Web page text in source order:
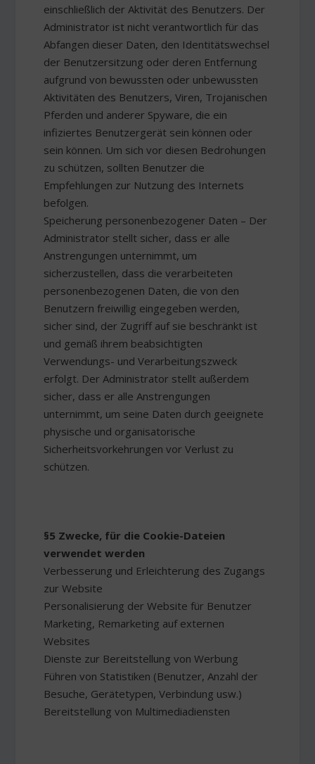
einschließlich der Aktivität des Benutzers. Der
Administrator ist nicht verantwortlich für das
Abfangen dieser Daten, den Identitätswechsel
der Benutzersitzung oder deren Entfernung
aufgrund von bewussten oder unbewussten
Aktivitäten des Benutzers, Viren, Trojanischen
Pferden und anderer Spyware, die ein
infiziertes Benutzergerät sein können oder
sein können. Um sich vor diesen Bedrohungen
zu schützen, sollten Benutzer die
Empfehlungen zur Nutzung des Internets
befolgen.
Speicherung personenbezogener Daten – Der
Administrator stellt sicher, dass er alle
Anstrengungen unternimmt, um
sicherzustellen, dass die verarbeiteten
personenbezogenen Daten, die von den
Benutzern freiwillig eingegeben werden,
sicher sind, der Zugriff auf sie beschränkt ist
und gemäß ihrem beabsichtigten
Verwendungs- und Verarbeitungszweck
erfolgt. Der Administrator stellt außerdem
sicher, dass er alle Anstrengungen
unternimmt, um seine Daten durch geeignete
physische und organisatorische
Sicherheitsvorkehrungen vor Verlust zu
schützen.
§5 Zwecke, für die Cookie-Dateien
verwendet werden
Verbesserung und Erleichterung des Zugangs
zur Website
Personalisierung der Website für Benutzer
Marketing, Remarketing auf externen
Websites
Dienste zur Bereitstellung von Werbung
Führen von Statistiken (Benutzer, Anzahl der
Besuche, Gerätetypen, Verbindung usw.)
Bereitstellung von Multimediadiensten